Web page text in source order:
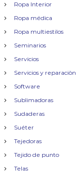
Ropa Interior
Ropa médica
Ropa multiestilos
Seminarios
Servicios
Servicios y reparaciòn
Software
Sublimadoras
Sudaderas
Suéter
Tejedoras
Tejido de punto
Telas